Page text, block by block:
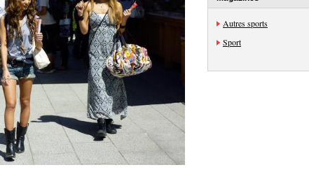
Autres sports
Sport